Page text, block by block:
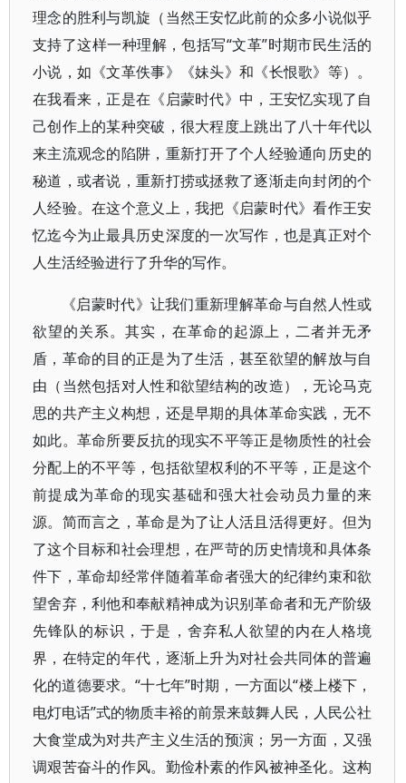
理念的胜利与凯旋（当然王安忆此前的众多小说似乎
支持了这样一种理解，包括写“文革”时期市民生活的
小说，如《文革佚事》《妹头》和《长恨歌》等）。
在我看来，正是在《启蒙时代》中，王安忆实现了自
己创作上的某种突破，很大程度上跳出了八十年代以
来主流观念的陷阱，重新打开了个人经验通向历史的
秘道，或者说，重新打捞或拯救了逐渐走向封闭的个
人经验。在这个意义上，我把《启蒙时代》看作王安
忆迄今为止最具历史深度的一次写作，也是真正对个
人生活经验进行了升华的写作。
《启蒙时代》让我们重新理解革命与自然人性或
欲望的关系。其实，在革命的起源上，二者并无矛
盾，革命的目的正是为了生活，甚至欲望的解放与自
由（当然包括对人性和欲望结构的改造），无论马克
思的共产主义构想，还是早期的具体革命实践，无不
如此。革命所要反抗的现实不平等正是物质性的社会
分配上的不平等，包括欲望权利的不平等，正是这个
前提成为革命的现实基础和强大社会动员力量的来
源。简而言之，革命是为了让人活且活得更好。但为
了这个目标和社会理想，在严苛的历史情境和具体条
件下，革命却经常伴随着革命者强大的纪律约束和欲
望舍弃，利他和奉献精神成为识别革命者和无产阶级
先锋队的标识，于是，舍弃私人欲望的内在人格境
界，在特定的年代，逐渐上升为对社会共同体的普遍
化的道德要求。“十七年”时期，一方面以“楼上楼下，
电灯电话”式的物质丰裕的前景来鼓舞人民，人民公社
大食堂成为对共产主义生活的预演；另一方面，又强
调艰苦奋斗的作风。勤俭朴素的作风被神圣化。这构